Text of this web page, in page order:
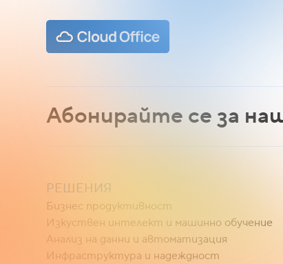
Абонирайте се за
РЕШЕНИЯ
Бизнес продуктивност
Изкуствен интелект и машинно обучение
Анализ на данни и автоматизация
Инфраструктура и надеждност